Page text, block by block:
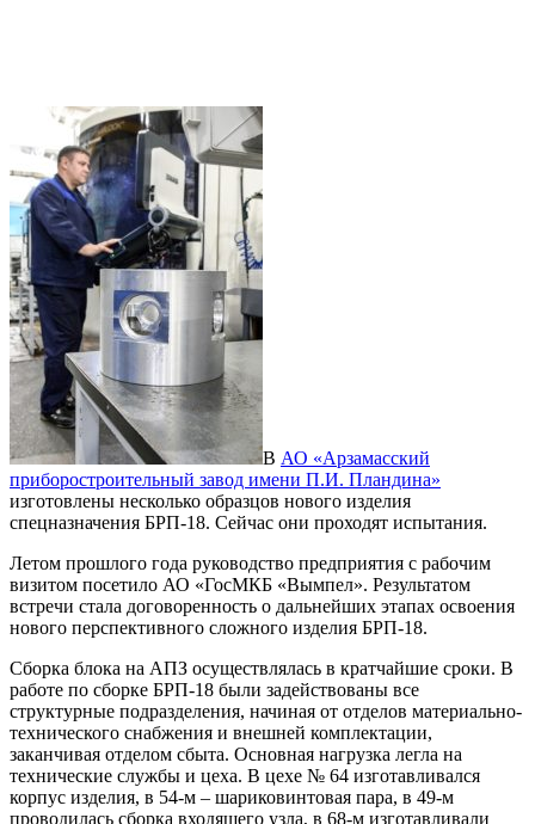
В АО «Арзамасский
приборостроительный завод имени П.И. Пландина»
изготовлены несколько образцов нового изделия
спецназначения БРП-18. Сейчас они проходят испытания.
Летом прошлого года руководство предприятия с рабочим
визитом посетило АО «ГосМКБ «Вымпел». Результатом
встречи стала договоренность о дальнейших этапах освоения
нового перспективного сложного изделия БРП-18.
Сборка блока на АПЗ осуществлялась в кратчайшие сроки. В
работе по сборке БРП-18 были задействованы все
структурные подразделения, начиная от отделов материально-
технического снабжения и внешней комплектации,
заканчивая отделом сбыта. Основная нагрузка легла на
технические службы и цеха. В цехе № 64 изготавливался
корпус изделия, в 54-м – шариковинтовая пара, в 49-м
проводилась сборка входящего узла, в 68-м изготавливали